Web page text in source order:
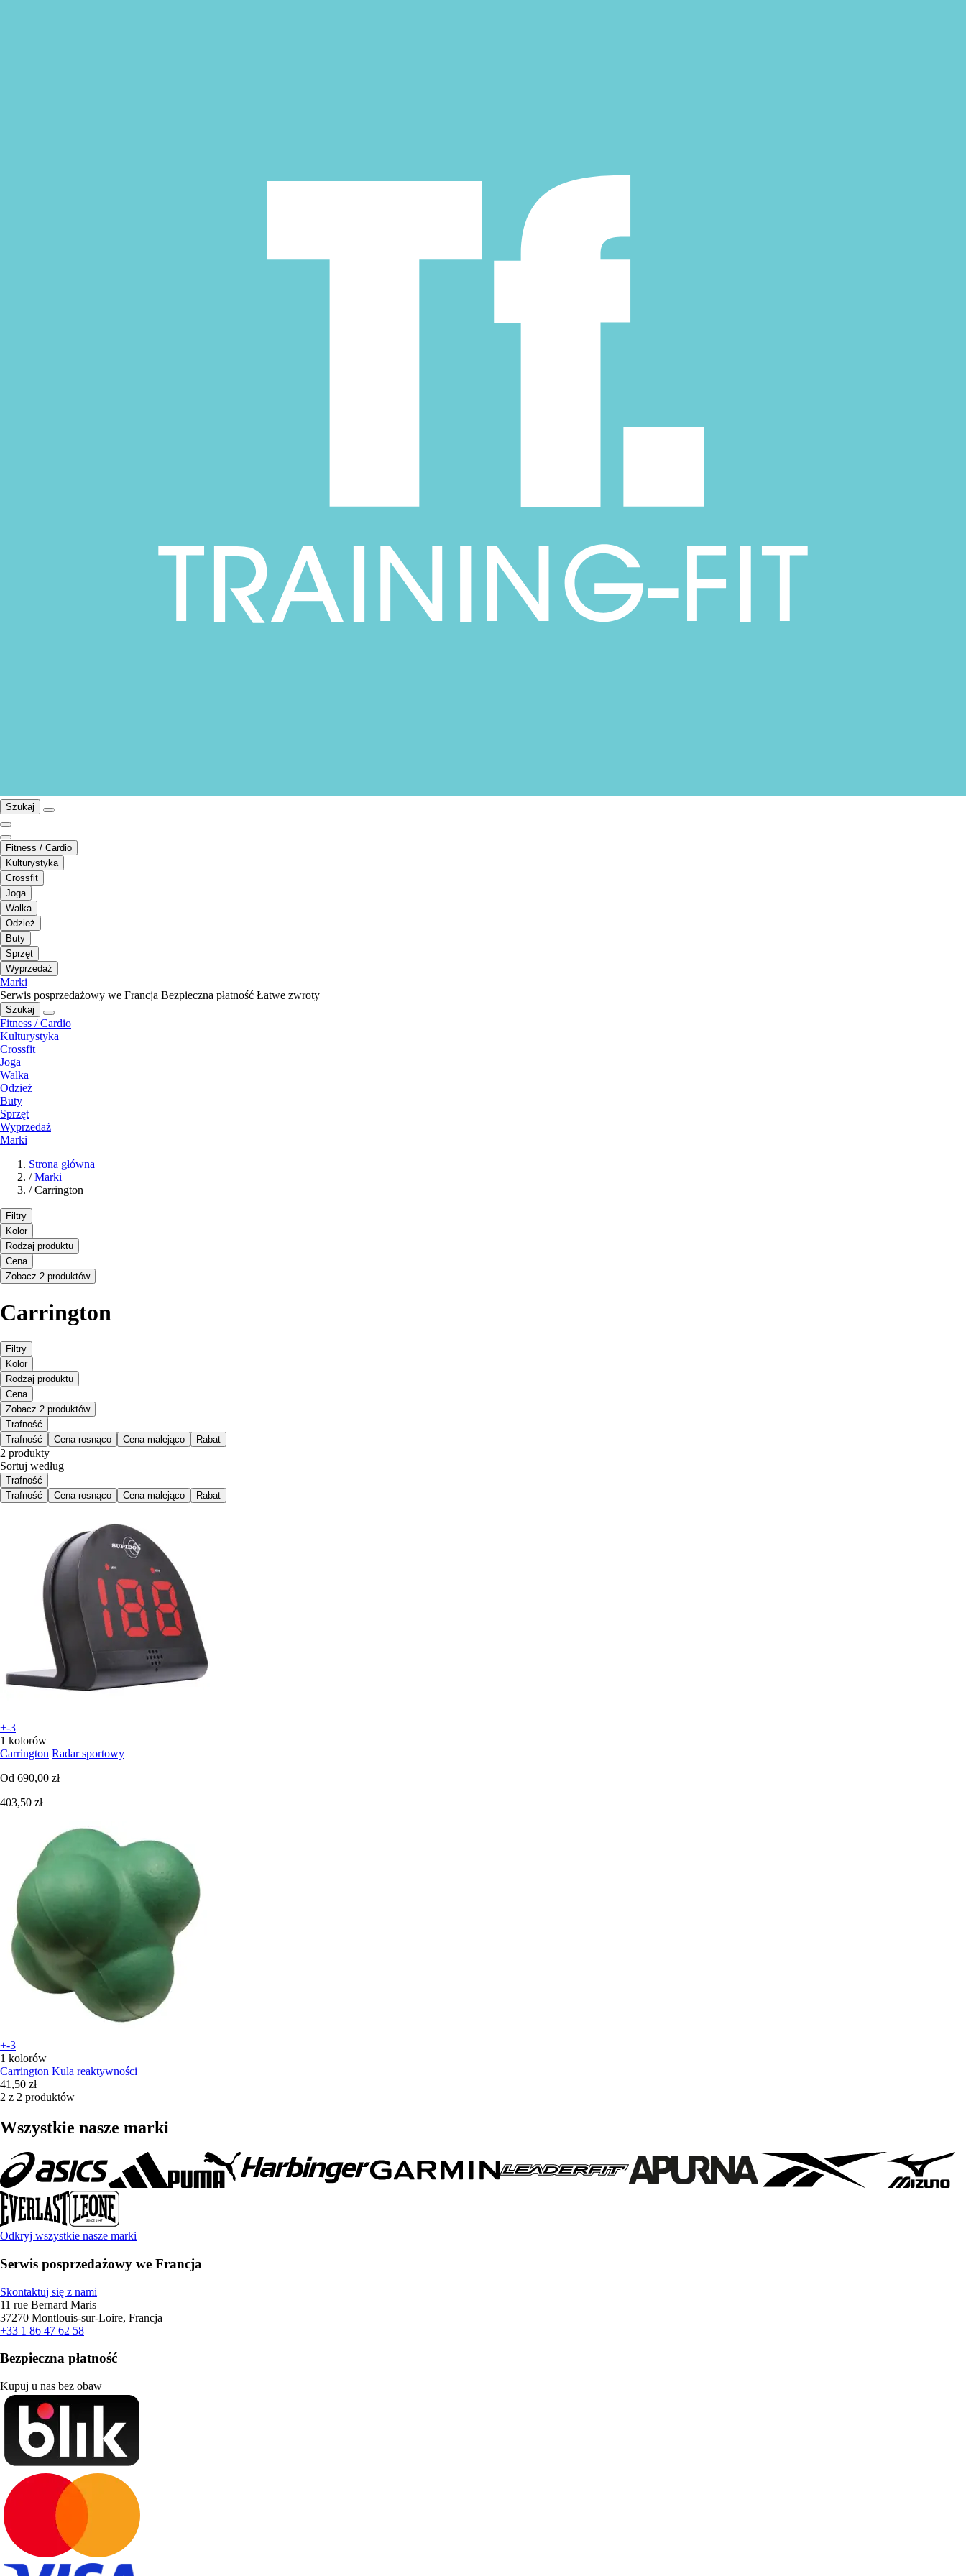
Szukaj
Fitness / Cardio
Kulturystyka
Crossfit
Joga
Walka
Odzież
Buty
Sprzęt
Wyprzedaż
Marki
Serwis posprzedażowy we Francja Bezpieczna płatność Łatwe zwroty
Szukaj
Fitness / Cardio
Kulturystyka
Crossfit
Joga
Walka
Odzież
Buty
Sprzęt
Wyprzedaż
Marki
Strona główna
/ Marki
/ Carrington
Filtry
Kolor
Rodzaj produktu
Cena
Zobacz 2 produktów
Carrington
Filtry
Kolor
Rodzaj produktu
Cena
Zobacz 2 produktów
Trafność
Trafność
Cena rosnąco Cena malejąco Rabat
2 produkty
Sortuj według
Trafność
Trafność
Cena rosnąco Cena malejąco Rabat
+-3
1 kolorów
Carrington Radar sportowy
Od 690,00 zł
403,50 zł
+-3
1 kolorów
Carrington Kula reaktywności
41,50 zł
2 z 2 produktów
Wszystkie nasze marki
Odkryj wszystkie nasze marki
Serwis posprzedażowy we Francja
Skontaktuj się z nami
11 rue Bernard Maris
37270 Montlouis-sur-Loire, Francja
+33 1 86 47 62 58
Bezpieczna płatność
Kupuj u nas bez obaw